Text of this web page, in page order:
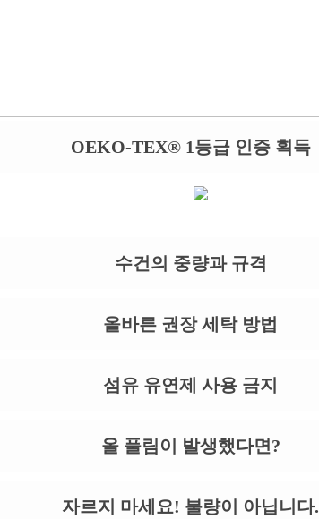
OEKO-TEX® 1등급 인증 획득
수건의 중량과 규격
올바른 권장 세탁 방법
섬유 유연제 사용 금지
올 풀림이 발생했다면?
자르지 마세요! 불량이 아닙니다.